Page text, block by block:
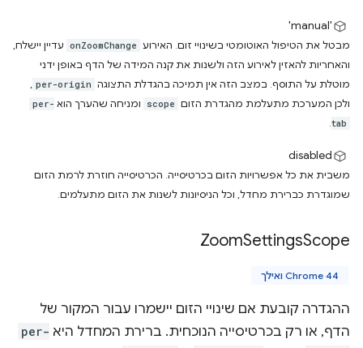
'manual'
מבטל את הטיפול האוטומטי בשינויי זום. האירוע onZoomChange עדיין יישלח,
והאחריות להאזין לאירוע הזה ולשנות את קנה המידה של הדף באופן ידני
מוטלת על התוסף. במצב הזה אין תמיכה בהגדלת התצוגה per-origin
,
ולכן המערכת מתעלמת מהגדרת הזום scope ומניחה שהערך הוא per-
tab
.
disabled
משבית את כל אפשרויות הזום בכרטיסייה. הכרטיסייה חוזרת לרמת הזום
שמוגדרת כברירת מחדל, וכל הניסיונות לשנות את הזום מתעלמים.
ZoomSettingsScope
Chrome 44 ואילך
ההגדרה קובעת אם שינויי הזום יישמרו עבור המקור של
הדף, או רק בכרטיסייה הנוכחית. ברירת המחדל היא per-